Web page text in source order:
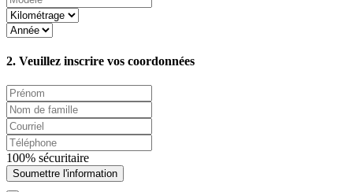
2. Veuillez inscrire vos coordonnées
100% sécuritaire
Soumettre l'information